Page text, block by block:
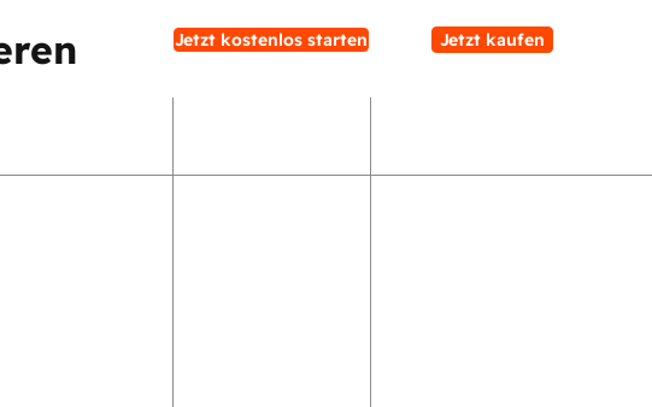
Jetzt kostenlos starten Jetzt kaufen